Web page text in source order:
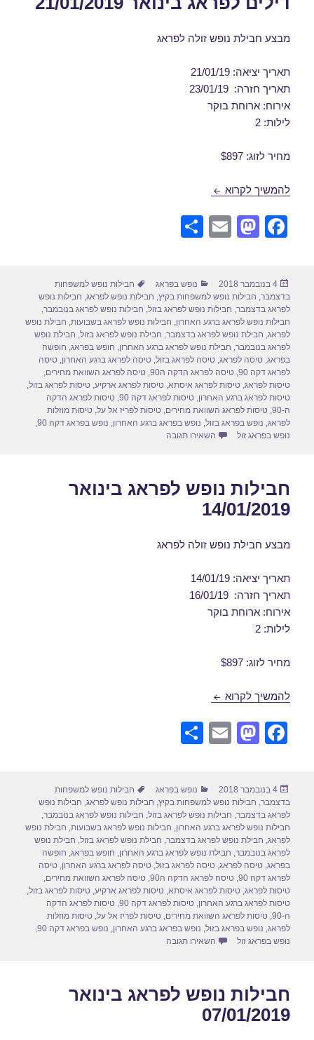
מבצע חבילת נופש זולה לפראג
תאריך יציאה: 21/01/19
תאריך חזרה: 23/01/19
אירוח: ארוחת בוקר
לילות: 2
מחיר לזוג: $897
להמשיך לקרוא דילים לפראג בינואר 21/01/2019
F
e
b
o
o
k
M
o
d
o
n
E
e
פורסם
בתאריך
4 בנובמבר 2018 קטגוריות
נופש בפראג תגיות
חבילות נופש למשפחות
בדצמבר, חבילות נופש למשפחות בקיץ, חבילות נופש לפראג, חבילות נופש
לפראג בדצמבר, חבילות נופש לפראג בזול, חבילות נופש לפראג בנובמבר,
חבילות נופש לפראג ברגע האחרון, חבילות נופש לפראג בשבועות, חבילת נופש
לפראג, חבילת נופש לפראג בדצמבר, חבילת נופש לפראג בזול, חבילת נופש
לפראג בנובמבר, חבילת נופש לפראג ברגע האחרון, חופש בפראג, חופשה
בפראג,טיסה לפראג,טיסה לפראג בזול,טיסה לפראג ברגע האחרון,טיסה
לפראג דקה 90
,טיסה לפראג הדקה ה90 ,טיסה לפראג השוואת מחירים,
טיסות לפראג,טיסות לפראג איסתא,טיסות לפראג ארקיע,טיסות לפראג בזול,
טיסות לפראג ברגע האחרון,טיסות לפראג דקה 90 ,טיסות לפראג הדקה
ה-90
,טיסות לפראג השוואת מחירים,טיסות לפריז אל על,טיסות מוזלות
לפראג, נופש בפראג בזול, נופש בפראג ברגע האחרון, נופש בפראג דקה 90
,
נופש בפראג זול
השאירו תגובה
חבילות נופש לפראג בינואר
14/01/2019
מבצע חבילת נופש זולה לפראג
תאריך יציאה: 14/01/19
תאריך חזרה: 16/01/19
אירוח: ארוחת בוקר
לילות: 2
מחיר לזוג: $897
להמשיך לקרוא חבילות נופש לפראג בינואר 14/01/2019
F
e
b
o
o
k
M
o
d
o
n
E
e
פורסם
בתאריך
4 בנובמבר 2018 קטגוריות
נופש בפראג תגיות
חבילות נופש למשפחות
בדצמבר, חבילות נופש למשפחות בקיץ, חבילות נופש לפראג, חבילות נופש
לפראג בדצמבר, חבילות נופש לפראג בזול, חבילות נופש לפראג בנובמבר,
חבילות נופש לפראג ברגע האחרון, חבילות נופש לפראג בשבועות, חבילת נופש
לפראג, חבילת נופש לפראג בדצמבר, חבילת נופש לפראג בזול, חבילת נופש
לפראג בנובמבר, חבילת נופש לפראג ברגע האחרון, חופש בפראג, חופשה
בפראג,טיסה לפראג,טיסה לפראג בזול,טיסה לפראג ברגע האחרון,טיסה
לפראג דקה 90
,טיסה לפראג הדקה ה90 ,טיסה לפראג השוואת מחירים,
טיסות לפראג,טיסות לפראג איסתא,טיסות לפראג ארקיע,טיסות לפראג בזול,
טיסות לפראג ברגע האחרון,טיסות לפראג דקה 90 ,טיסות לפראג הדקה
ה-90
,טיסות לפראג השוואת מחירים,טיסות לפריז אל על,טיסות מוזלות
לפראג, נופש בפראג בזול, נופש בפראג ברגע האחרון, נופש בפראג דקה 90
,
נופש בפראג זול
השאירו תגובה
חבילות נופש לפראג בינואר
07/01/2019